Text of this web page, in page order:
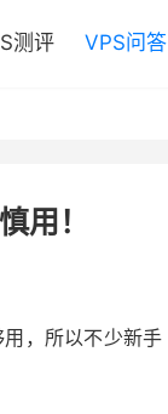
测评 VPS问答
用！
，所以不少新手